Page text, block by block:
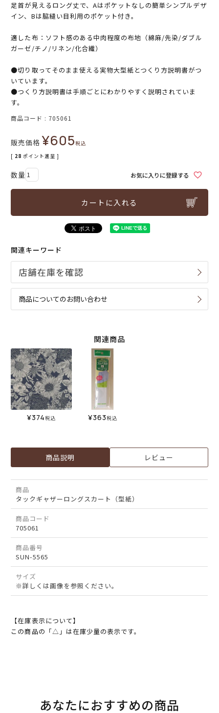
足首が見えるロング丈で、Aはポケットなしの簡単シンプルデザ
イン、Bは脇縫い目利用のポケット付き。
適した布：ソフト感のある中肉程度の布地（綿麻/先染/ダブル
ガーゼ/チノ/リネン/化合繊）
●切り取ってそのまま使える実物大型紙とつくり方説明書がつ
いています。
●つくり方説明書は手順ごとにわかりやすく説明されていま
す。
商品コード 705061
販売価格 ¥605税込
[ 28 ポイント進呈 ]
お気に入りに登録する
カートに入れる
関連キーワード
商品についてのお問い合わせ
関連商品
¥374税込 ¥363税込
商品説明 レビュー
商品
タックギャザーロングスカート（型紙）
商品コード
705061
商品番号
SUN-5565
サイズ
※詳しくは画像を参照ください。
【在庫表示について】
この商品の「△」は在庫少量の表示です。
あなたにおすすめの商品